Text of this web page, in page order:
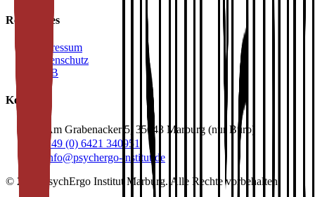
Rechtliches
Impressum
Datenschutz
AGB
Kontakt
Am Grabenacker 5, 35043 Marburg (nur Büro)
+49 (0) 6421 340951
info@psychergo-institut.de
© 2026 PsychErgo Institut Marburg. Alle Rechte vorbehalten.